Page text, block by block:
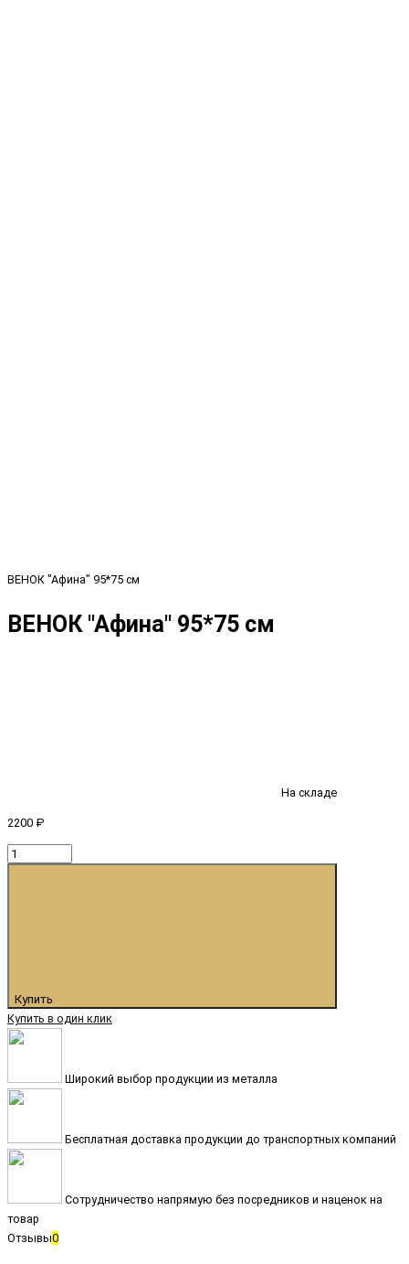
ВЕНОК "Афина" 95*75 см
ВЕНОК "Афина" 95*75 см
На складе
2200 ₽
Купить
Купить в один клик
Широкий выбор продукции из металла
Бесплатная доставка продукции до транспортных компаний
Сотрудничество напрямую без посредников и наценок на
товар
Отзывы0